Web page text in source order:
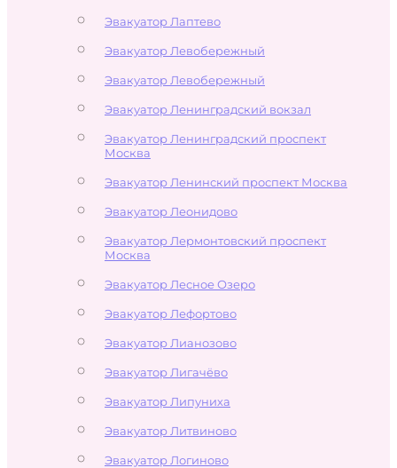
Эвакуатор Лаптево
Эвакуатор Левобережный
Эвакуатор Левобережный
Эвакуатор Ленинградский вокзал
Эвакуатор Ленинградский проспект
Москва
Эвакуатор Ленинский проспект Москва
Эвакуатор Леонидово
Эвакуатор Лермонтовский проспект
Москва
Эвакуатор Лесное Озеро
Эвакуатор Лефортово
Эвакуатор Лианозово
Эвакуатор Лигачёво
Эвакуатор Липуниха
Эвакуатор Литвиново
Эвакуатор Логиново